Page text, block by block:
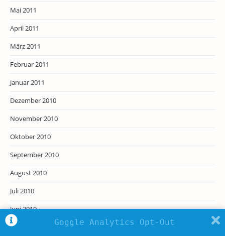
Mai 2011
April 2011
März 2011
Februar 2011
Januar 2011
Dezember 2010
November 2010
Oktober 2010
September 2010
August 2010
Juli 2010
Juni 2010
Mai 2010
Goggle Analytics Opt-Out